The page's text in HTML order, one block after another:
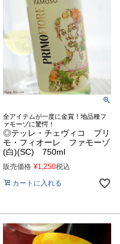
全アイテムが一度に金賞！地品種フ
ァモーゾに驚愕！
◎テッレ・チェヴィコ プリ
モ・フィオーレ ファモーゾ
(白)(SC) 750ml
販売価格 ¥1,250税込
カートに入れる